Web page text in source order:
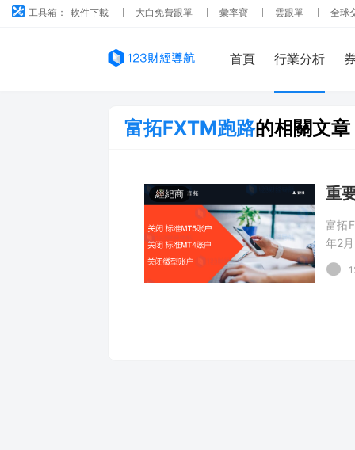
工具箱： 軟件下載 大白免費跟單 彙率寶 雲跟單 全球
首頁 行業分析
富拓FXTM跑路的相關文章
經紀商
富拓
年2
起了